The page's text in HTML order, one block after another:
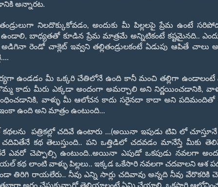
అన్నారట.
నిలదొక్కుకోవడం, అందుకు మీ పిల్లలపై ప్రేమ ఉంటే
ఉండాలి, బాధ్యతతో కూడిన ప్రేమ మాత్రమే అన్నిటికంటే కష్టమైనది..
రెండో చాక్లెట్ ఇవ్వని తల్లితండ్రులకంటే ఏడుపు ఆపితే చాలు
ఉండడం మీ ఒక్కరి చేతిలోనే ఉంది కానీ మంచి తల్లిగా ఉండాలంటే
కాదు మీరు ఎక్కడా అందంగా అమర్చాలి అని నిర్ణయించడానికి,
వాళ్ళు మీ ఆలోచన కాదు సరైనదా కాదా అని పదిమందితో
ఉంది అని మాత్రం ఉంటుంది...
కథలను పత్రికల్లో చదివే ఉంటారు ...(అయినా ఇపుడు టివి లో
చదివితేనే కథ తెలుస్తుంది.. పని ఒత్తిడిలో చదవడం మానేస్తే మీకు
ఎవరో చెప్పాల్సి ఉంటుంది..అయినా ఎపుడో ఒకపుడు నవలగా
కథ లాంటి వాళ్ళు పిల్లలు.. ఇక్కడ ఒకేసారి నవలగా చదవాలని ఆశ
తిరిగి రాయలేరు.. నీవు ఎన్ని సార్లు చదివావు అన్నది నీవు వేరొకరికి